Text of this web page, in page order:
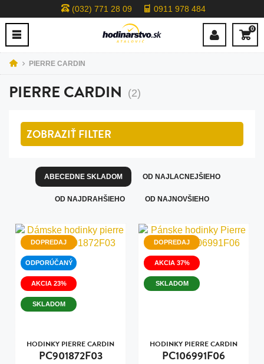
(032) 771 28 09 0911 978 484
0
PIERRE CARDIN
PIERRE CARDIN (2)
ZOBRAZIŤFILTER
ABECEDNE SKLADOM OD NAJLACNEJŠIEHO
OD NAJDRAHŠIEHO OD NAJNOVŠIEHO
DOPREDAJ
ODPORÚČANÝ
AKCIA 23%
SKLADOM
HODINKY PIERRE CARDIN
PC901872F03
DOPREDAJ
AKCIA 37%
SKLADOM
HODINKY PIERRE CARDIN
PC106991F06